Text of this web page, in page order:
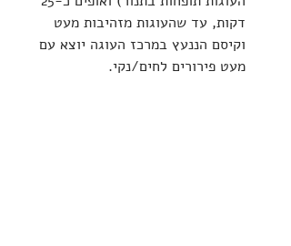
דקות, עד שהעוגות מזהיבות מעט
וקיסם הננעץ במרכז העוגה יוצא עם
מעט פירורים לחים/נקי.